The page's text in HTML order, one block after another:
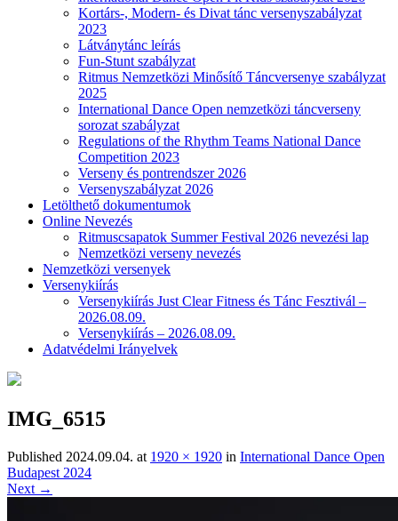
Kortárs-, Modern- és Divat tánc versenyszabályzat
2023
Látványtánc leírás
Fun-Stunt szabályzat
Ritmus Nemzetközi Minősítő Táncversenye szabályzat
2025
International Dance Open nemzetközi táncverseny
sorozat szabályzat
Regulations of the Rhythm Teams National Dance
Competition 2023
Verseny és pontrendszer 2026
Versenyszabályzat 2026
Letölthető dokumentumok
Online Nevezés
Ritmuscsapatok Summer Festival 2026 nevezési lap
Nemzetközi verseny nevezés
Nemzetközi versenyek
Versenykiírás
Versenykiírás Just Clear Fitness és Tánc Fesztivál –
2026.08.09.
Versenykiírás – 2026.08.09.
Adatvédelmi Irányelvek
IMG_6515
Published 2024.09.04. at 1920 × 1920 in International Dance Open
Budapest 2024
Next →